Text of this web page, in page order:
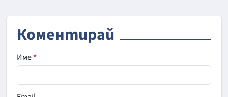
Коментирай
Име*